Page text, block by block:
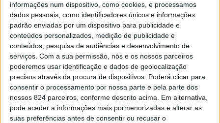
informações num dispositivo, como cookies, e processamos
dados pessoais, como identificadores únicos e informações
padrão enviadas por um dispositivo para publicidade e
conteúdos personalizados, medição de publicidade e
conteúdos, pesquisa de audiências e desenvolvimento de
serviços. Com a sua permissão, nós e os nossos parceiros
poderemos usar identificação e dados de geolocalização
precisos através da procura de dispositivos. Poderá clicar para
consentir o processamento por nossa parte e pela parte dos
nossos 824 parceiros, conforme descrito acima. Em alternativa,
pode aceder a informações mais pormenorizadas e alterar as
suas preferências antes de consentir ou recusar o
– EM 532.1 – Cruzamento “Horta do Sampaio” com
a EN 363;
– EM 1022 – Vale de Peso – Crato;
– EM 532.1 – Cruzamento Horta do Sampaio – Monte
da Pedra;